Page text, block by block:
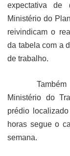
expectativa de
Ministério do
reivindicam o
da tabela com a
de trabalho.
Ministério do
prédio
horas segue o
semana.